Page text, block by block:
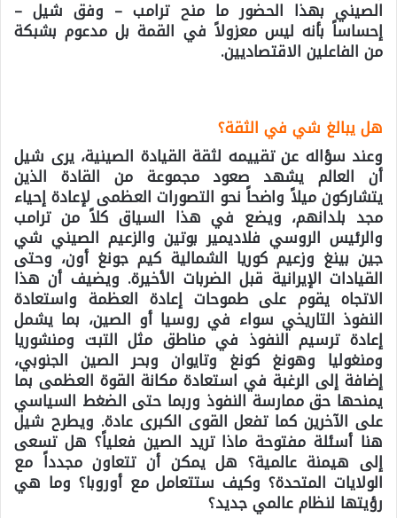
الصيني بهذا الحضور ما منح ترامب – وفق شيل –
إحساساً بأنه ليس معزولاً في القمة بل مدعوم بشبكة
من الفاعلين الاقتصاديين.
هل يبالغ شي في الثقة؟
وعند سؤاله عن تقييمه لثقة القيادة الصينية، يرى شيل
أن العالم يشهد صعود مجموعة من القادة الذين
يتشاركون ميلاً واضحاً نحو التصورات العظمى لإعادة إحياء
مجد بلدانهم، ويضع في هذا السياق كلاً من ترامب
والرئيس الروسي فلاديمير بوتين والزعيم الصيني شي
جين بينغ وزعيم كوريا الشمالية كيم جونغ أون، وحتى
القيادات الإيرانية قبل الضربات الأخيرة. ويضيف أن هذا
الاتجاه يقوم على طموحات إعادة العظمة واستعادة
النفوذ التاريخي سواء في روسيا أو الصين، بما يشمل
إعادة ترسيم النفوذ في مناطق مثل التبت ومنشوريا
ومنغوليا وهونغ كونغ وتايوان وبحر الصين الجنوبي،
إضافة إلى الرغبة في استعادة مكانة القوة العظمى بما
يمنحها حق ممارسة النفوذ وربما حتى الضغط السياسي
على الآخرين كما تفعل القوى الكبرى عادة. ويطرح شيل
هنا أسئلة مفتوحة ماذا تريد الصين فعلياً؟ هل تسعى
إلى هيمنة عالمية؟ هل يمكن أن تتعاون مجدداً مع
الولايات المتحدة؟ وكيف ستتعامل مع أوروبا؟ وما هي
رؤيتها لنظام عالمي جديد؟